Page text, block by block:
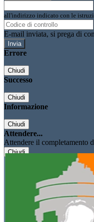
all'indirizzo indicato con le
E-mail inviata, si prega di
Errore
Chiudi
Successo
Chiudi
Informazione
Chiudi
Attendere...
Attendere il completamento
Chiudi